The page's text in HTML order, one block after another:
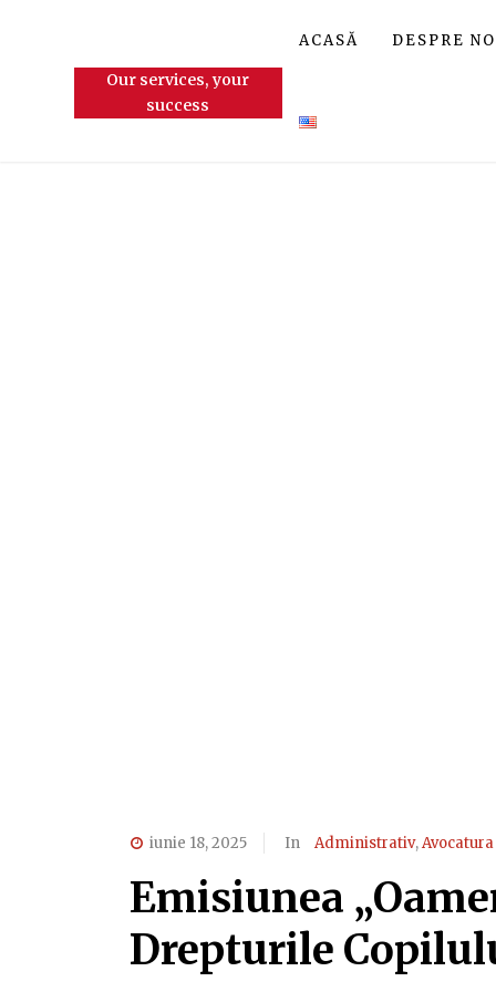
Our services, your
success
ACASĂ DESPRE
iunie 18, 2025 In Administrativ,Avocatura
Emisiunea
Drepturile